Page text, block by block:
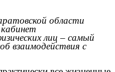
области
лиц – самый
взаимодействия с